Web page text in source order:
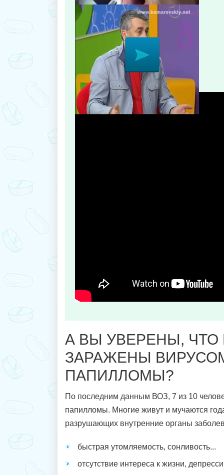
А ВЫ УВЕРЕНЫ, ЧТО
ЗАРАЖЕНЫ
ПАПИЛЛОМЫ?
По последним данным ВОЗ, 7 из 10
папилломы. Многие живут и мучаются
разрушающих внутренние органы
быстрая утомляемость, сонливость...
отсутствие интереса к жизни,